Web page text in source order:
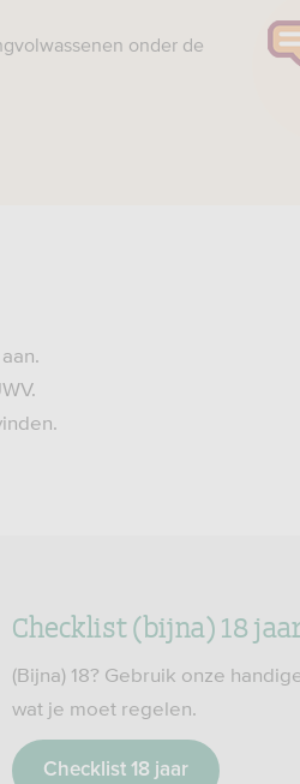
onder de
Checklist (bijna) 18
(Bijna) 18? Gebruik onze
wat je moet regelen.
Checklist 18 jaar